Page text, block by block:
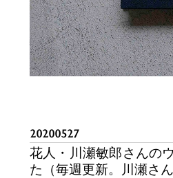
20200527
花人・川瀬敏郎さんの
た（毎週更新。川瀬さ